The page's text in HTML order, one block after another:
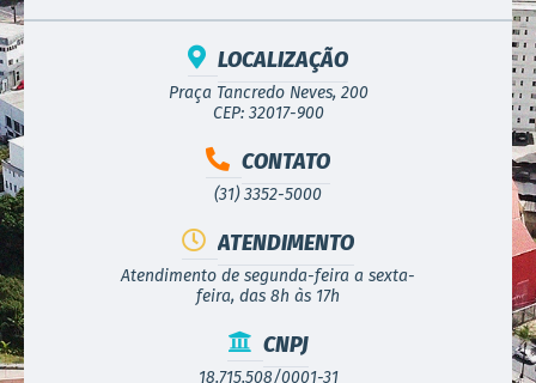
LOCALIZAÇÃO
Praça Tancredo Neves, 200
CEP: 32017-900
CONTATO
(31) 3352-5000
ATENDIMENTO
Atendimento de segunda-feira a sexta-
feira, das 8h às 17h
CNPJ
18.715.508/0001-31